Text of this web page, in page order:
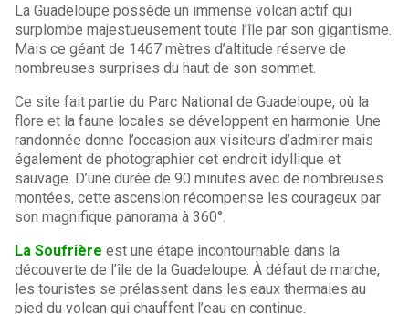
La Guadeloupe possède un immense volcan actif qui
surplombe majestueusement toute l’île par son gigantisme.
Mais ce géant de 1467 mètres d’altitude réserve de
nombreuses surprises du haut de son sommet.
Ce site fait partie du Parc National de Guadeloupe, où la
flore et la faune locales se développent en harmonie. Une
randonnée donne l’occasion aux visiteurs d’admirer mais
également de photographier cet endroit idyllique et
sauvage. D’une durée de 90 minutes avec de nombreuses
montées, cette ascension récompense les courageux par
son magnifique panorama à 360°.
La Soufrière est une étape incontournable dans la
découverte de l’île de la Guadeloupe. À défaut de marche,
les touristes se prélassent dans les eaux thermales au
pied du volcan qui chauffent l’eau en continue.